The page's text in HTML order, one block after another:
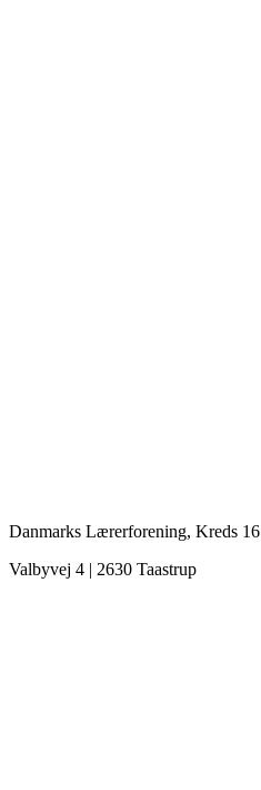
Danmarks Lærerforening, Kreds 16
Valbyvej 4 | 2630 Taastrup